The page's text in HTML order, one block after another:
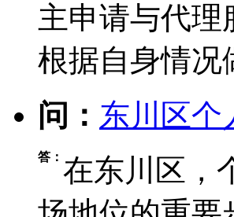
主申请与代
根据自身情
问： 东川区个
答： 在东川区，